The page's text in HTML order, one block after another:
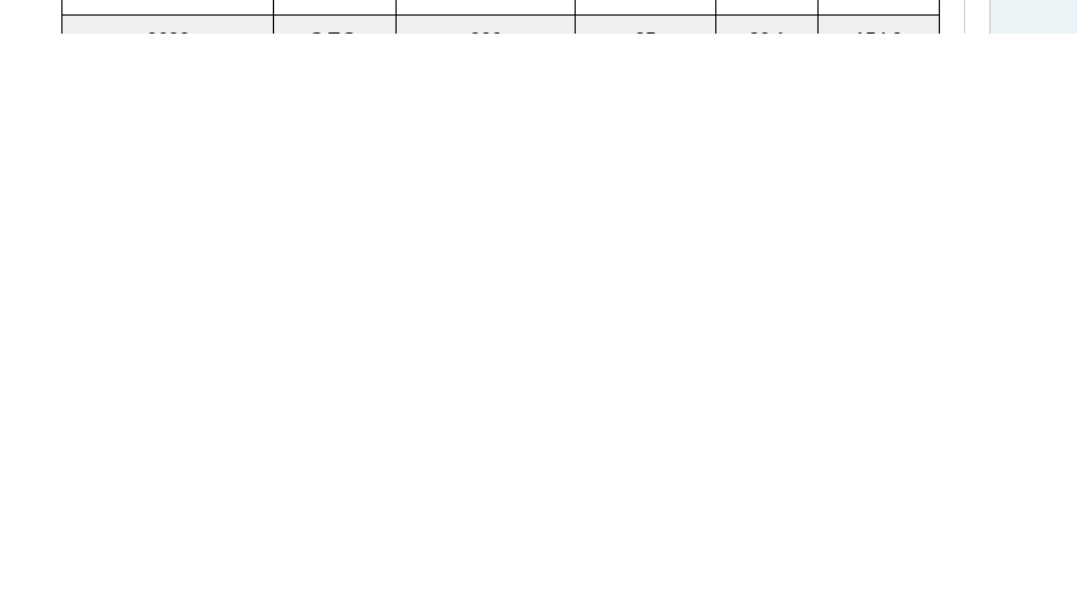
0600 S.T.S. 990 25 39.1 154.9